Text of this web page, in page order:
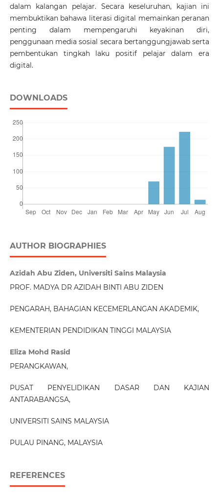
dalam kalangan pelajar. Secara keseluruhan, kajian ini
membuktikan bahawa literasi digital memainkan peranan
penting dalam mempengaruhi keyakinan diri,
penggunaan media sosial secara bertanggungjawab serta
pembentukan tingkah laku positif pelajar dalam era
digital.
DOWNLOADS
AUTHOR BIOGRAPHIES
Azidah Abu Ziden, Universiti Sains Malaysia
PROF. MADYA DR AZIDAH BINTI ABU ZIDEN
PENGARAH, BAHAGIAN KECEMERLANGAN AKADEMIK,
KEMENTERIAN PENDIDIKAN TINGGI MALAYSIA
Eliza Mohd Rasid
PERANGKAWAN,
PUSAT PENYELIDIKAN DASAR DAN KAJIAN
ANTARABANGSA,
UNIVERSITI SAINS MALAYSIA
PULAU PINANG, MALAYSIA
REFERENCES